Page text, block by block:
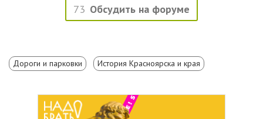
73 Обсудить на форуме
Дороги и парковки История Красноярска и края